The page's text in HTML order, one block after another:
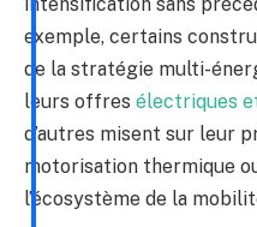
exemple, certains
de la stratégie multi-
leurs offres électriques
d’autres misent sur leur
motorisation thermique
l’écosystème de la